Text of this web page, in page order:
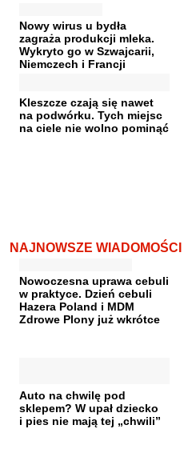
Nowy wirus u bydła
zagraża produkcji mleka.
Wykryto go w Szwajcarii,
Niemczech i Francji
Kleszcze czają się nawet
na podwórku. Tych miejsc
na ciele nie wolno pominąć
NAJNOWSZE WIADOMOŚCI
Nowoczesna uprawa cebuli
w praktyce. Dzień cebuli
Hazera Poland i MDM
Zdrowe Plony już wkrótce
Auto na chwilę pod
sklepem? W upał dziecko
i pies nie mają tej „chwili”